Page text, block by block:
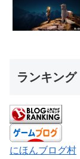
ランキング
にほんブログ村